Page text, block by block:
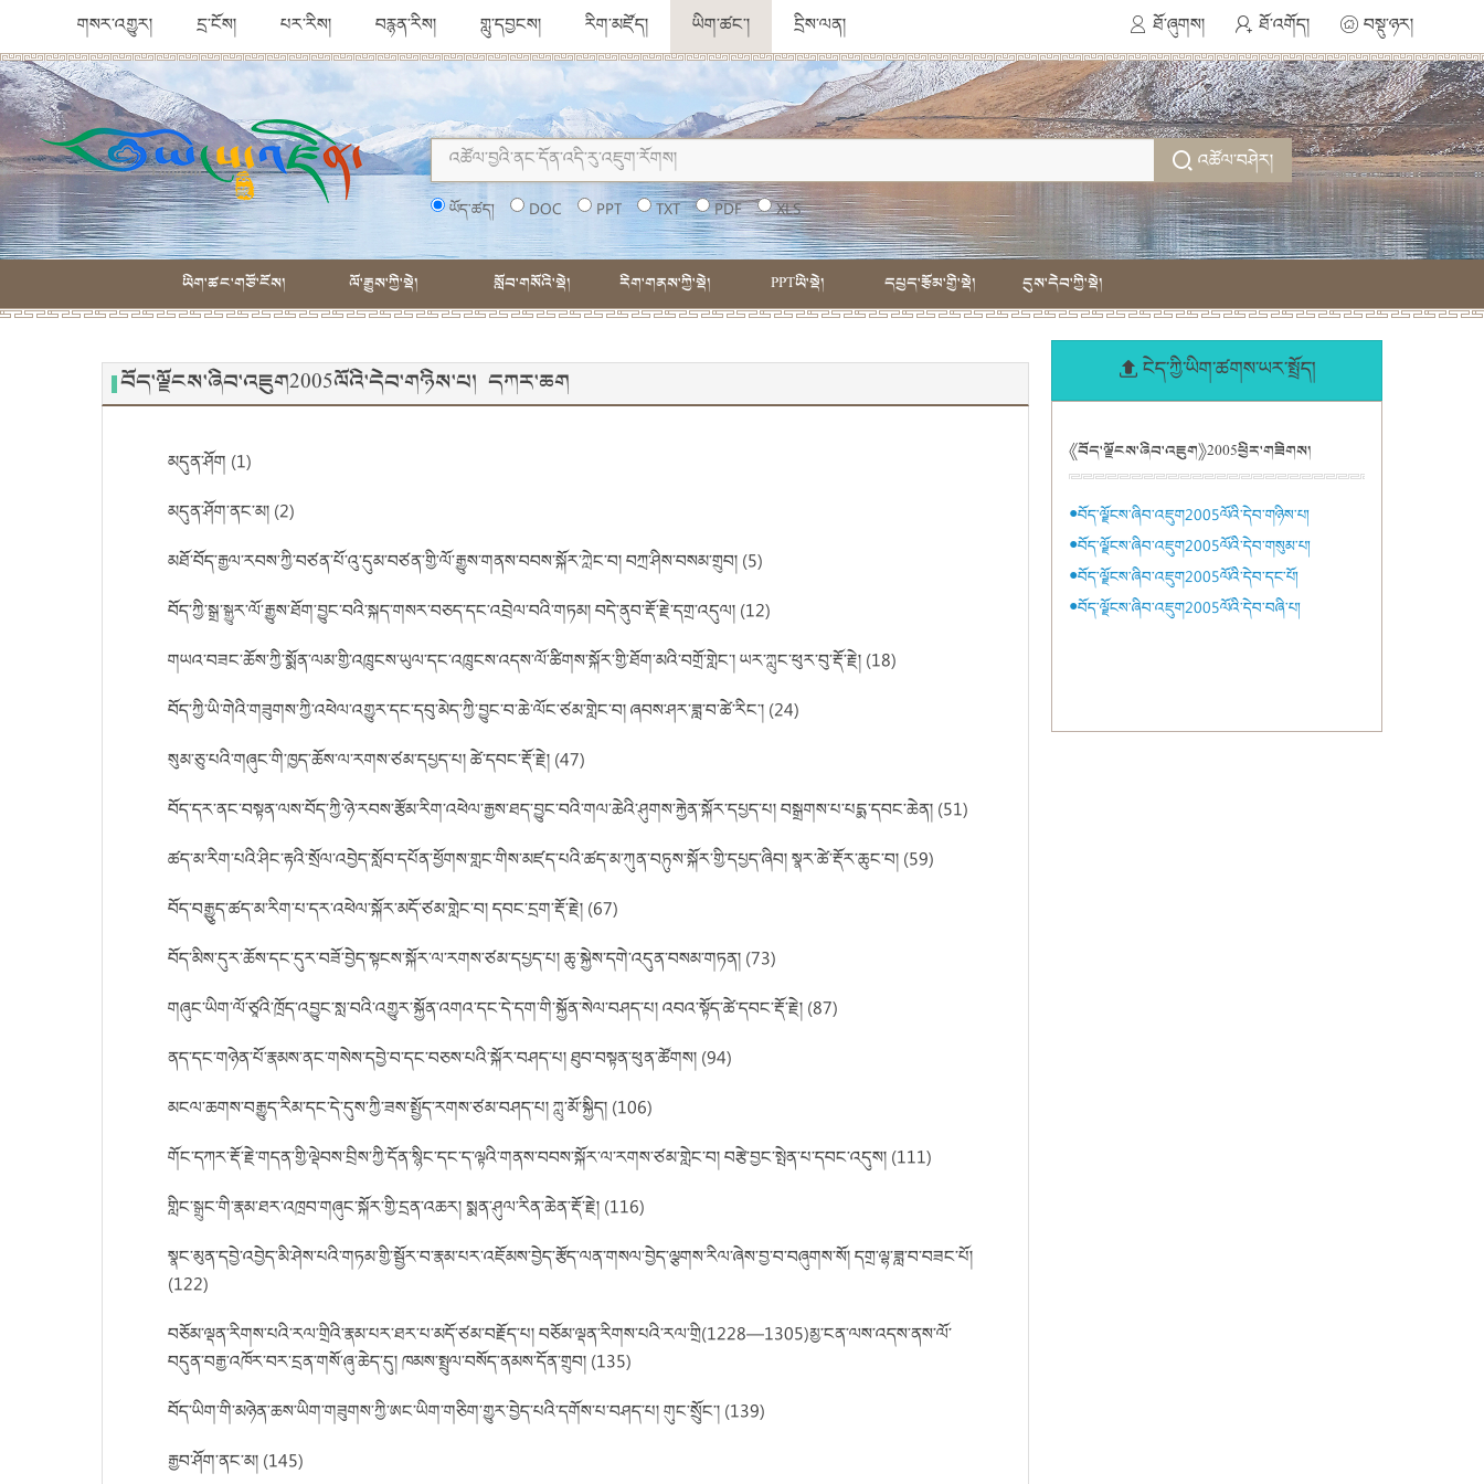
ཐོ་ཞུགས། ཐོ་འགོད། བསྡུ་ཉར།
གསར་འགྱུར། དྲ་ངོས། པར་རིས། བརྙན་རིས། གླུ་དབྱངས། རིག་མཛོད། ཡིག་ཚང་། དྲིས་ལན།
འཚོལ་བཤེར།
ཡོད་ཚད། DOC PPT TXT PDF XLS
ཡིག་ཚང་གཙོ་ངོས། ལོ་རྒྱུས་ཀྱི་སྡེ། སློབ་གསོའི་སྡེ། རིག་གནས་ཀྱི་སྡེ། PPTཡི་སྡེ། དཔྱད་རྩོམ་གྱི་སྡེ། དུས་དེབ་ཀྱི་སྡེ།
བོད་ལྗོངས་ཞིབ་འཇུག2005ལོའི་དེབ་གཉིས་པ། དཀར་ཆག
མདུན་ཤོག (1)
མདུན་ཤོག་ནང་མ། (2)
མཐོ་བོད་རྒྱལ་རབས་ཀྱི་བཙན་པོ་འུ་དུམ་བཙན་གྱི་ལོ་རྒྱུས་གནས་བབས་སྐོར་ཀླེང་བ། བཀྲ་ཤིས་བསམ་གྲུབ། (5)
བོད་ཀྱི་སྒྲ་སྒྱུར་ལོ་རྒྱུས་ཐོག་བྱུང་བའི་སྐད་གསར་བཅད་དང་འབྲེལ་བའི་གཏམ། བདེ་ནུབ་རྡོ་རྗེ་དགྲ་འདུལ། (12)
གཡའ་བཟང་ཆོས་ཀྱི་སྨོན་ལམ་གྱི་འཁྲུངས་ཡུལ་དང་འཁྲུངས་འདས་ལོ་ཚིགས་སྐོར་གྱི་ཐོག་མའི་བགྲོ་གླེང་། ཡར་ཀླུང་ཕུར་བུ་རྡོ་རྗེ། (18)
བོད་ཀྱི་ཡི་གེའི་གཟུགས་ཀྱི་འཕེལ་འགྱུར་དང་དབུ་མེད་ཀྱི་བྱུང་བ་ཆེ་ལོང་ཙམ་གླེང་བ། ཞབས་ཤར་ཟླ་བ་ཚེ་རིང་། (24)
སུམ་ཅུ་པའི་གཞུང་གི་ཁྱད་ཆོས་ལ་རགས་ཙམ་དཔྱད་པ། ཚེ་དབང་རྡོ་རྗེ། (47)
བོད་དར་ནང་བསྟན་ལས་བོད་ཀྱི་ཉེ་རབས་རྩོམ་རིག་འཕེལ་རྒྱས་ཐད་བྱུང་བའི་གལ་ཆེའི་ཤུགས་རྐྱེན་སྐོར་དཔྱད་པ། བསྒྲགས་པ་པདྨ་དབང་ཆེན། (51)
ཚད་མ་རིག་པའི་ཤིང་རྟའི་སྲོལ་འབྱེད་སློབ་དཔོན་ཕྱོགས་གླང་གིས་མཛད་པའི་ཚད་མ་ཀུན་བཏུས་སྐོར་གྱི་དཔྱད་ཞིབ། སྣར་ཚེ་རྡོར་ཆུང་བ། (59)
བོད་བརྒྱུུད་ཚད་མ་རིག་པ་དར་འཕེལ་སྐོར་མདོ་ཙམ་གླེང་བ། དབང་དྲག་རྡོ་རྗེ། (67)
བོད་མིས་དུར་ཆོས་དང་དུར་བཟོ་བྱེད་སྟངས་སྐོར་ལ་རགས་ཙམ་དཔྱད་པ། ཆུ་སྐྱེས་དགེ་འདུན་བསམ་གཏན། (73)
གཞུང་ཡིག་ལོ་ཙཱའི་ཁྲོད་འབྱུང་སླ་བའི་འགྱུར་སྐྱོན་འགའ་དང་དེ་དག་གི་སྐྱོན་སེལ་བཤད་པ། འབའ་སྟོད་ཚེ་དབང་རྡོ་རྗེ། (87)
ནད་དང་གཉེན་པོ་རྣམས་ནང་གསེས་དབྱེ་བ་དང་བཅས་པའི་སྐོར་བཤད་པ། ཐུབ་བསྟན་ཕུན་ཚོགས། (94)
མངལ་ཆགས་བརྒྱུད་རིམ་དང་དེ་དུས་ཀྱི་ཟས་སྤྱོད་རགས་ཙམ་བཤད་པ། ཀླུ་མོ་སྐྱིད། (106)
གོང་དཀར་རྡོ་རྗེ་གདན་གྱི་ལྡེབས་བྲིས་ཀྱི་དོན་སྙིང་དང་ད་ལྟའི་གནས་བབས་སྐོར་ལ་རགས་ཙམ་གླེང་བ། བརྩེ་བྱང་སྤེན་པ་དབང་འདུས། (111)
གླིང་སྒྲུང་གི་རྣམ་ཐར་འཁྲབ་གཞུང་སྐོར་གྱི་དྲན་འཆར། སྨན་ཤུལ་རིན་ཆེན་རྡོ་རྗེ། (116)
སྣང་མུན་དབྱེ་འབྱེད་མི་ཤེས་པའི་གཏམ་གྱི་སྦྱོར་བ་རྣམ་པར་འཇོམས་བྱེད་རྩོད་ལན་གསལ་བྱེད་ལྕགས་རིལ་ཞེས་བྱ་བ་བཞུགས་སོ། དགྲ་ལྷ་ཟླ་བ་བཟང་པོ།
(122)
བཅོམ་ལྡན་རིགས་པའི་རལ་གྲིའི་རྣམ་པར་ཐར་པ་མདོ་ཙམ་བརྗོད་པ། བཅོམ་ལྡན་རིགས་པའི་རལ་གྲི(1228—1305)མྱ་ངན་ལས་འདས་ནས་ལོ་
བདུན་བརྒྱ་འཁོར་བར་དྲན་གསོ་ཞུ་ཆེད་དུ། ཁམས་སྤྲུལ་བསོད་ནམས་དོན་གྲུབ། (135)
བོད་ཡིག་གི་མཉེན་ཆས་ཡིག་གཟུགས་ཀྱི་ཨང་ཡིག་གཅིག་གྱུར་བྱེད་པའི་དགོས་པ་བཤད་པ། གུང་སྲོུང་། (139)
རྒྱབ་ཤོག་ནང་མ། (145)
ངེད་ཀྱི་ཡིག་ཚགས་ཡར་སྤྲོད།
《བོད་ལྗོངས་ཞིབ་འཇུག》2005ཕྱིར་གཟིགས།
●བོད་ལྗོངས་ཞིབ་འཇུག2005ལོའི་དེབ་གཉིས་པ།
●བོད་ལྗོངས་ཞིབ་འཇུག2005ལོའི་དེབ་གསུམ་པ།
●བོད་ལྗོངས་ཞིབ་འཇུག2005ལོའི་དེབ་དང་པོ།
●བོད་ལྗོངས་ཞིབ་འཇུག2005ལོའི་དེབ་བཞི་པ།